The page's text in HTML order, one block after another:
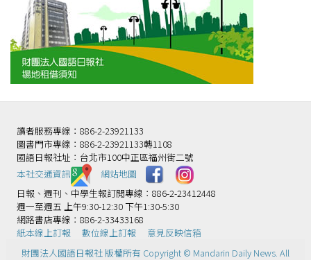
讀者服務專線：886-2-23921133
圖書門市專線：886-2-23921133轉1108
國語日報社址：台北市100中正區福州街二號
本社交通資訊️
網站地圖
日報、週刊、中學生報訂閱專線：886-2-23412448
週一至週五 上午9:30-12:30 下午1:30-5:30
網路書店專線：886-2-33433168
紙本線上訂報
數位線上訂報
意見反映信箱
財團法人國語日報社 版權所有 Copyright © Mandarin Daily News. All